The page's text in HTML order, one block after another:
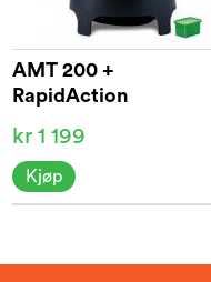
AMT 200 +
RapidAction
kr 1 199
Kjøp